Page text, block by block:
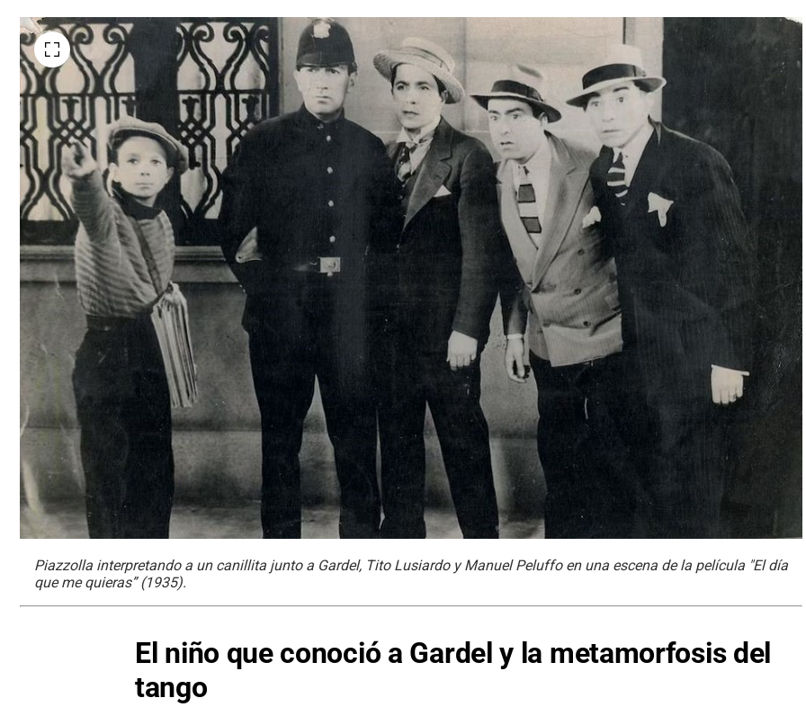
Piazzolla interpretando a un canillita junto a Gardel, Tito Lusiardo y Manuel Peluffo en una escena de la película "El día
que me quieras” (1935).
El niño que conoció a Gardel y la metamorfosis del
tango